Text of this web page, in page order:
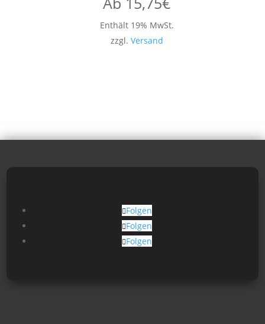
Enthält 19% MwSt.
zzgl. Versand
Folgen
Folgen
Folgen